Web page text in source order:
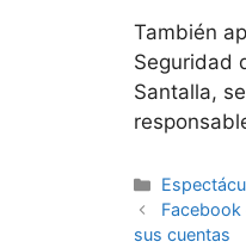
También
Seguridad
Santalla,
sus cuentas